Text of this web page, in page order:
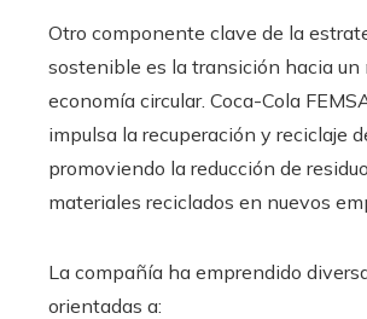
Otro componente clave de la
sostenible es la transición hacia un
economía circular. Coca-Cola
impulsa la recuperación y reciclaje
promoviendo la reducción de
materiales reciclados en nuevos
La compañía ha emprendido
orientadas a: